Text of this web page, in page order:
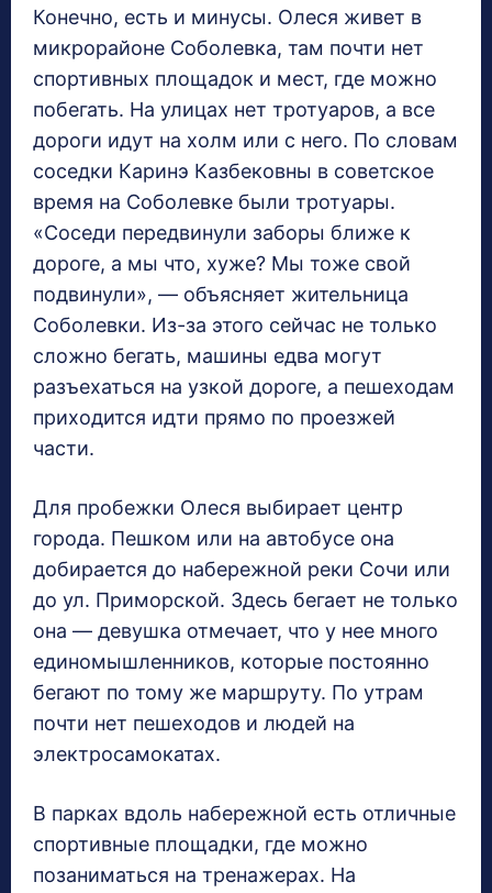
Конечно, есть и минусы. Олеся живет в
микрорайоне Соболевка, там почти нет
спортивных площадок и мест, где можно
побегать. На улицах нет тротуаров, а все
дороги идут на холм или с него. По словам
соседки Каринэ Казбековны в советское
время на Соболевке были тротуары.
«Соседи передвинули заборы ближе к
дороге, а мы что, хуже? Мы тоже свой
подвинули», — объясняет жительница
Соболевки. Из-за этого сейчас не только
сложно бегать, машины едва могут
разъехаться на узкой дороге, а пешеходам
приходится идти прямо по проезжей
части.
Для пробежки Олеся выбирает центр
города. Пешком или на автобусе она
добирается до набережной реки Сочи или
до ул. Приморской. Здесь бегает не только
она — девушка отмечает, что у нее много
единомышленников, которые постоянно
бегают по тому же маршруту. По утрам
почти нет пешеходов и людей на
электросамокатах.
В парках вдоль набережной есть отличные
спортивные площадки, где можно
позаниматься на тренажерах. На